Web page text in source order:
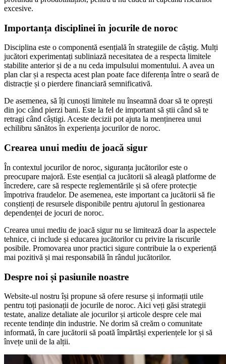
excesive.
Importanța disciplinei în jocurile de noroc
Disciplina este o componentă esențială în strategiile de câștig. Mulți
jucători experimentați subliniază necesitatea de a respecta limitele
stabilite anterior și de a nu ceda impulsului momentului. A avea un
plan clar și a respecta acest plan poate face diferența între o seară de
distracție și o pierdere financiară semnificativă.
De asemenea, să îți cunoști limitele nu înseamnă doar să te oprești
din joc când pierzi bani. Este la fel de important să știi când să te
retragi când câștigi. Aceste decizii pot ajuta la menținerea unui
echilibru sănătos în experiența jocurilor de noroc.
Crearea unui mediu de joacă sigur
În contextul jocurilor de noroc, siguranța jucătorilor este o
preocupare majoră. Este esențial ca jucătorii să aleagă platforme de
încredere, care să respecte reglementările și să ofere protecție
împotriva fraudelor. De asemenea, este important ca jucătorii să fie
conștienți de resursele disponibile pentru ajutorul în gestionarea
dependenței de jocuri de noroc.
Crearea unui mediu de joacă sigur nu se limitează doar la aspectele
tehnice, ci include și educarea jucătorilor cu privire la riscurile
posibile. Promovarea unor practici sigure contribuie la o experiență
mai pozitivă și mai responsabilă în rândul jucătorilor.
Despre noi și pasiunile noastre
Website-ul nostru își propune să ofere resurse și informații utile
pentru toți pasionații de jocurile de noroc. Aici veți găsi strategii
testate, analize detaliate ale jocurilor și articole despre cele mai
recente tendințe din industrie. Ne dorim să creăm o comunitate
informată, în care jucătorii să poată împărtăși experiențele lor și să
învețe unii de la alții.